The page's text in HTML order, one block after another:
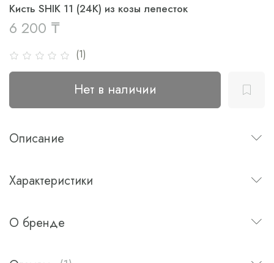
(1)
Кисть SHIK 11 (24K) из козы лепесток
6 200 ₸
Нет в наличии
Описание
Характеристики
О бренде